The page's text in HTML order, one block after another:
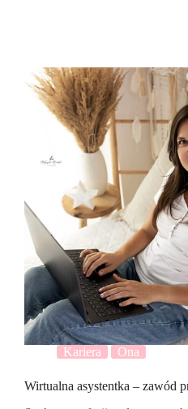
Kariera Ona
Wirtualna asystentka – zawód